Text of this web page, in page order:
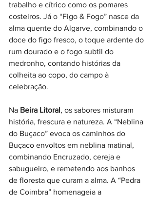
trabalho e cítrico como os pomares
costeiros. Já o “Figo & Fogo” nasce da
alma quente do Algarve, combinando o
doce do figo fresco, o toque ardente do
rum dourado e o fogo subtil do
medronho, contando histórias da
colheita ao copo, do campo à
celebração.
Na Beira Litoral, os sabores misturam
história, frescura e natureza. A “Neblina
do Buçaco” evoca os caminhos do
Buçaco envoltos em neblina matinal,
combinando Encruzado, cereja e
sabugueiro, e remetendo aos banhos
de floresta que curam a alma. A “Pedra
de Coimbra” homenageia a